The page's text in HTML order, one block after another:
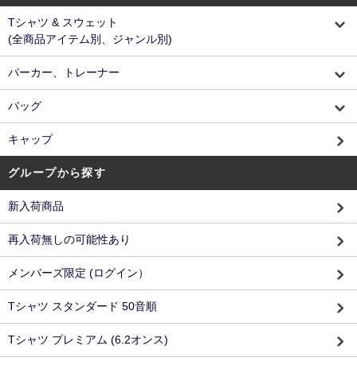
Tシャツ & スウェット
(全商品アイテム別、ジャンル別)
パーカー、トレーナー
バッグ
キャップ
グループから探す
新入荷商品
再入荷無しの可能性あり
メンバーズ限定 (ログイン）
Tシャツ スタンダード 50音順
Tシャツ プレミアム (6.2オンス)